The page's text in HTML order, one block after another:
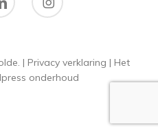
| Privacy verklaring | Het
onderhoud